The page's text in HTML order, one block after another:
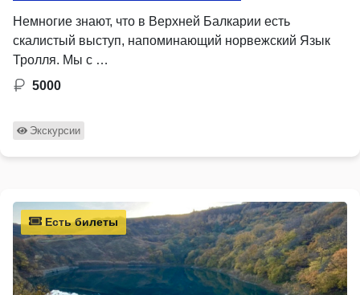
Немногие знают, что в Верхней Балкарии есть
скалистый выступ, напоминающий норвежский Язык
Тролля. Мы с …
5000
Экскурсии
Есть билеты